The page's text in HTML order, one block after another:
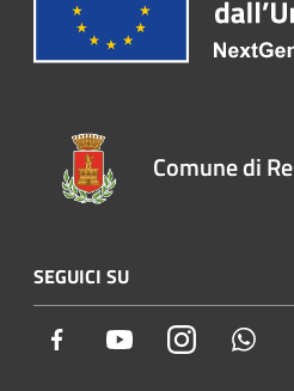
Comune di
SEGUICI SU
Facebook YoutubeInstagram